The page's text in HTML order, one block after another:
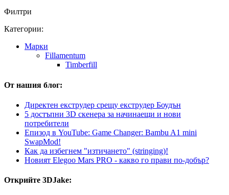
Филтри
Категории:
Mарки
Fillamentum
Timberfill
От нашия блог:
Директен екструдер срещу екструдер Боудън
5 достъпни 3D скенера за начинаещи и нови
потребители
Епизод в YouTube: Game Changer: Bambu A1 mini
SwapMod!
Как да избегнем "изтичането" (stringing)!
Новият Elegoo Mars PRO - какво го прави по-добър?
Открийте 3DJake: